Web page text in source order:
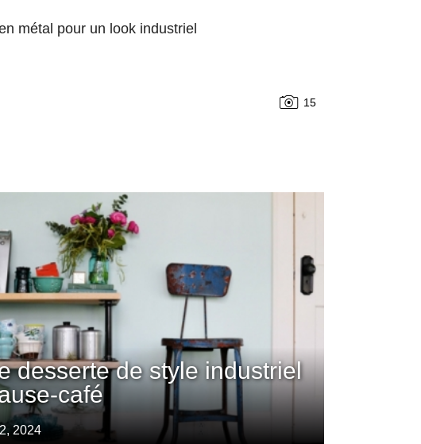
métal pour un look industriel
15
desserte de style industriel
café
2024